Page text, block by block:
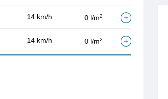
14 km/h 0 l/m2
14 km/h 0 l/m2